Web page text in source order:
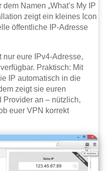
Namen „What’s My IP
zeigt ein kleines Icon
öffentliche IP-Adresse
nur eure IPv4-Adresse,
Praktisch: Mit
IP automatisch in die
zeigt sie euren
Provider an – nützlich,
euer VPN korrekt